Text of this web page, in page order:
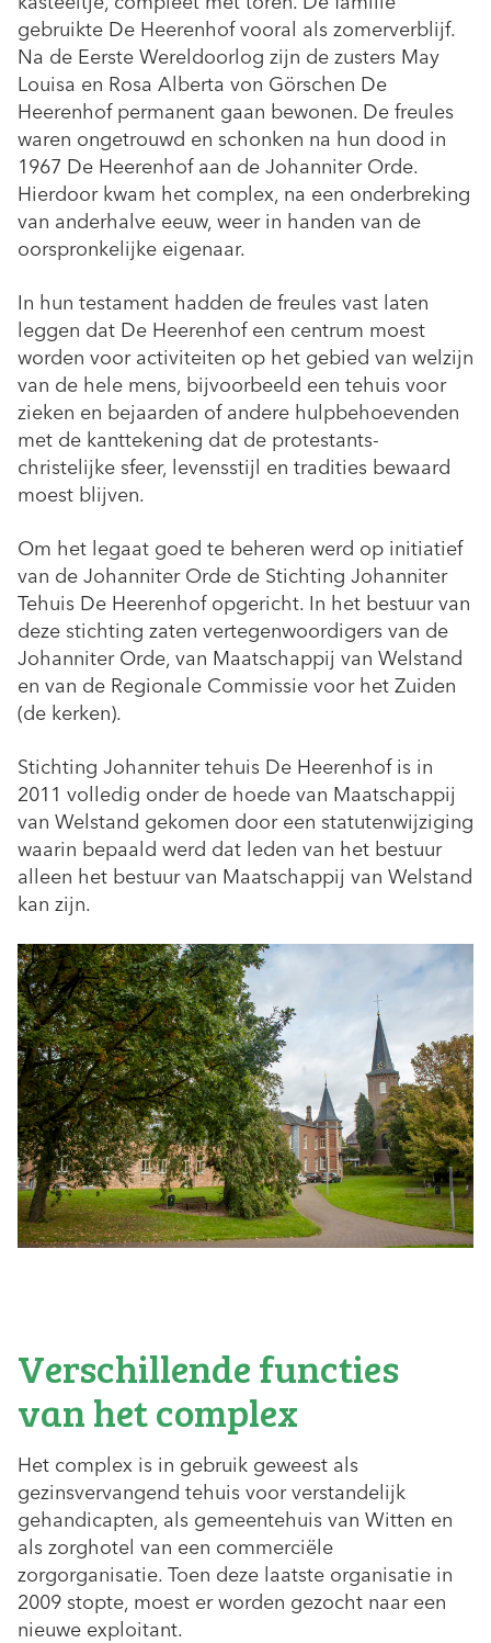
gebruikte De Heerenhofvooral als zomerverblijf.
Na de Eerste Wereldoorlog zijn de zusters May
Louisa en Rosa Alberta von Görschen De
Heerenhof permanent gaan bewonen. De freules
waren ongetrouwd en schonken na hun dood in
1967 De Heerenhof aan de Johanniter Orde.
Hierdoor kwam het complex, na een onderbreking
van anderhalve eeuw, weer in handen van de
oorspronkelijke eigenaar.
In hun testament hadden de freules vast laten
leggen dat De Heerenhof een centrum moest
worden voor activiteiten op het gebied van welzijn
van de hele mens, bijvoorbeeld een tehuis voor
zieken en bejaarden of andere hulpbehoevenden
met de kanttekening dat de protestants-
christelijke sfeer, levensstijl en tradities bewaard
moest blijven.
Om het legaat goed te beheren werd op initiatief
van de Johanniter Orde de Stichting Johanniter
Tehuis De Heerenhof opgericht. In het bestuur van
deze stichting zaten vertegenwoordigers van de
Johanniter Orde, van Maatschappij van Welstand
en van de Regionale Commissie voor het Zuiden
(de kerken).
Stichting Johanniter tehuis De Heerenhof is in
2011 volledig onder de hoede van Maatschappij
van Welstand gekomen door een statutenwijziging
waarin bepaald werd dat leden van het bestuur
alleen het bestuur van Maatschappij van Welstand
kan zijn.
Verschillende functies
van het complex
Het complex is in gebruik geweest als
gezinsvervangend tehuis voor verstandelijk
gehandicapten, als gemeentehuis van Witten en
als zorghotel van een commerciële
zorgorganisatie. Toen deze laatste organisatie in
2009 stopte, moest er worden gezocht naar een
nieuwe exploitant.